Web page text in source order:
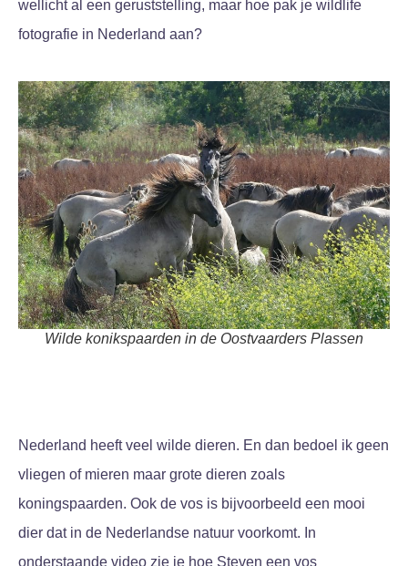
wellicht al een geruststelling, maar hoe pak je wildlife
fotografie in Nederland aan?
Wilde konikspaarden in de Oostvaarders Plassen
Nederland heeft veel wilde dieren. En dan bedoel ik geen
vliegen of mieren maar grote dieren zoals
koningspaarden. Ook de vos is bijvoorbeeld een mooi
dier dat in de Nederlandse natuur voorkomt. In
onderstaande video zie je hoe Steven een vos